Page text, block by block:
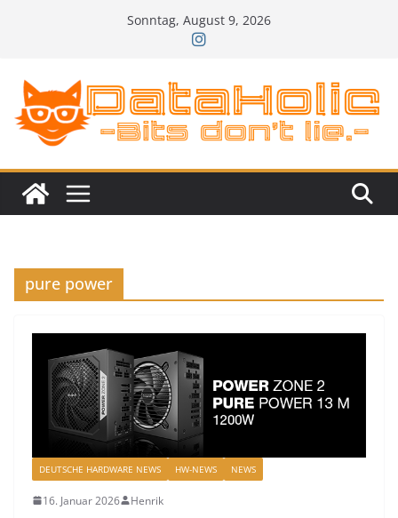
Sonntag, August 9, 2026
pure power
DEUTSCHE HARDWARE NEWS HW-NEWS NEWS
16. Januar 2026 Henrik